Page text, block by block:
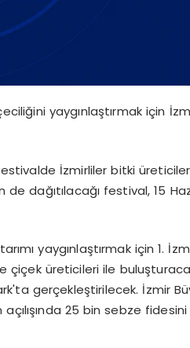
yaygınlaştırmak için
İzmirliler bitki
dağıtılacağı festival, 15
yaygınlaştırmak için 1.
çiçek üreticileri ile
gerçekleştirilecek. İzmir
25 bin sebze